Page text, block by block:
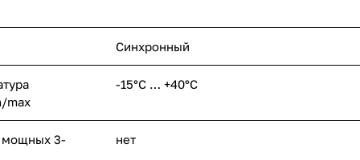
Синхронный
max
-15°С … +40°С
3- нет